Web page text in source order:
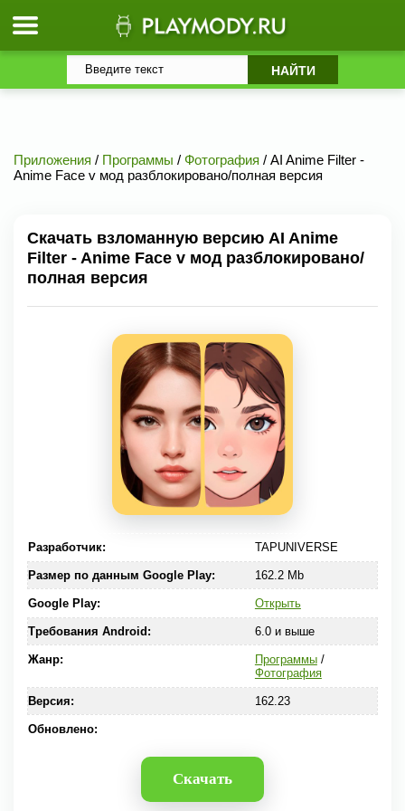
Приложения / Программы / Фотография / AI Anime Filter -
Anime Face v мод разблокировано/полная версия
Скачать взломанную версию AI Anime
Filter - Anime Face v мод разблокировано/
полная версия
Разработчик: TAPUNIVERSE
Размер по данным Google Play: 162.2 Mb
Google Play: Открыть
Требования Android: 6.0 и выше
Жанр: Программы/
Фотография
Версия: 162.23
Обновлено:
Скачать